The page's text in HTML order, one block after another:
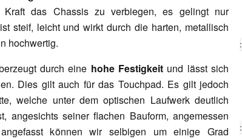
Kraft das Chassis zu verbiegen, es gelingt nur
steif, leicht und wirkt durch die harten, metallisch
hochwertig.
durch eine hohe Festigkeit und lässt sich
Dies gilt auch für das Touchpad. Es gilt jedoch
welche unter dem optischen Laufwerk deutlich
angesichts seiner flachen Bauform, angemessen
können wir selbigen um einige Grad